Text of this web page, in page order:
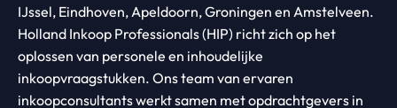
IJssel, Eindhoven, Apeldoorn, Groningen en Amstelveen.
Holland Inkoop Professionals (HIP) richt zich op het
oplossen van personele en inhoudelijke
inkoopvraagstukken. Ons team van ervaren
inkoopconsultants werkt samen met opdrachtgevers in